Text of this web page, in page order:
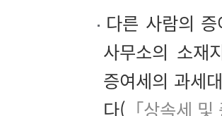
다른 사람의
사무소의 소재
증여세의 과세
다( 「상속세